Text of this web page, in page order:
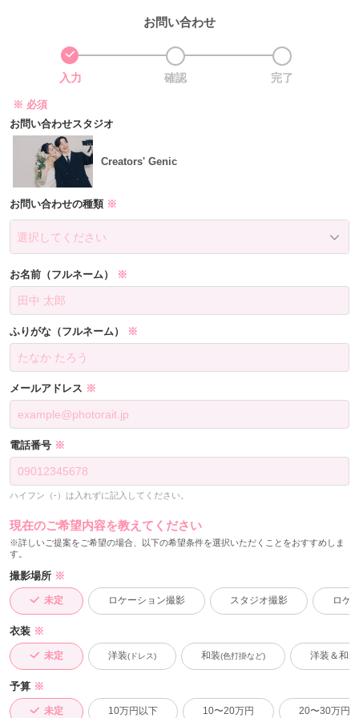
お問い合わせ
入力
2
確認
3
完了
※ 必須
お問い合わせスタジオ
Creators' Genic
お問い合わせの種類 ※
お名前（フルネーム） ※
ふりがな（フルネーム） ※
メールアドレス ※
電話番号 ※
ハイフン（-）は入れずに記入してください。
現在のご希望内容を教えてください
※詳しいご提案をご希望の場合、以下の希望条件を選択いただくことをおすすめしま
す。
撮影場所 ※
未定 ロケーション撮影 スタジオ撮影 ロケ
衣装 ※
未定 洋装(ドレス) 和装(色打掛など) 洋装＆和装
予算 ※
未定 10万円以下 10〜20万円 20〜30万円